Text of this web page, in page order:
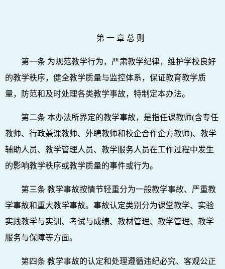
第 一 章 总 则
第一条 为规范教学行为，严肃教学纪律，维护学校良好
的教学秩序，健全教学质量与监控体系，保证教育教学质
量，防范和及时处理各类教学事故，特制定本办法。
第二条 本办法所界定的教学事故，是指任课教师(含专任
教师、行政兼课教师、外聘教师和校企合作企方教师)、教学
辅助人员、教学管理人员、教学服务人员在工作过程中发生
的影响教学秩序或教学质量的事件或行为。
第三条 教学事故按情节轻重分为一般教学事故、严重教
学事故和重大教学事故。事故认定类别分为课堂教学、实验
实践教学与实训、考试与成绩、教材管理、教学管理、教学
服务与保障等方面。
第四条 教学事故的认定和处理遵循违纪必究、客观公正